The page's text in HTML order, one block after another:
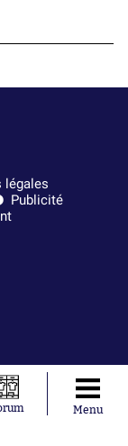
légales
Publicité
Menu